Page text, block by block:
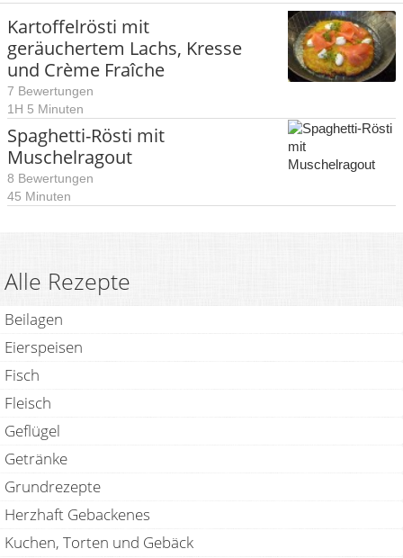
Kartoffelrösti mit
geräuchertem Lachs, Kresse
und Crème Fraîche
7 Bewertungen
1H 5 Minuten
Spaghetti-Rösti mit
Muschelragout
8 Bewertungen
45 Minuten
Alle Rezepte
Beilagen
Eierspeisen
Fisch
Fleisch
Geflügel
Getränke
Grundrezepte
Herzhaft Gebackenes
Kuchen, Torten und Gebäck